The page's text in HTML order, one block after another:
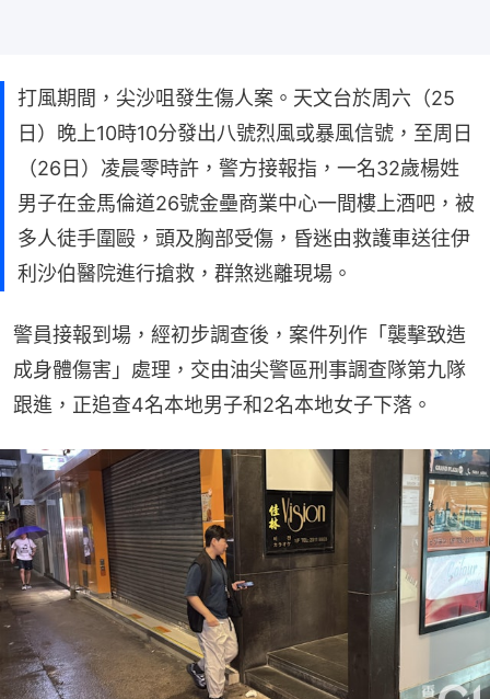
打風期間，尖沙咀發生傷人案。天文台於周六（25
日）晚上10時10分發出八號烈風或暴風信號，至周日
（26日）凌晨零時許，警方接報指，一名32歲楊姓
男子在金馬倫道26號金壘商業中心一間樓上酒吧，被
多人徒手圍毆，頭及胸部受傷，昏迷由救護車送往伊
利沙伯醫院進行搶救，群煞逃離現場。
警員接報到場，經初步調查後，案件列作「襲擊致造
成身體傷害」處理，交由油尖警區刑事調查隊第九隊
跟進，正追查4名本地男子和2名本地女子下落。